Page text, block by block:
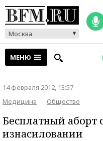
Москва
МЕНЮ
14 февраля 2012, 13:57
Медицина
Общество
Бесплатный
изнасиловании